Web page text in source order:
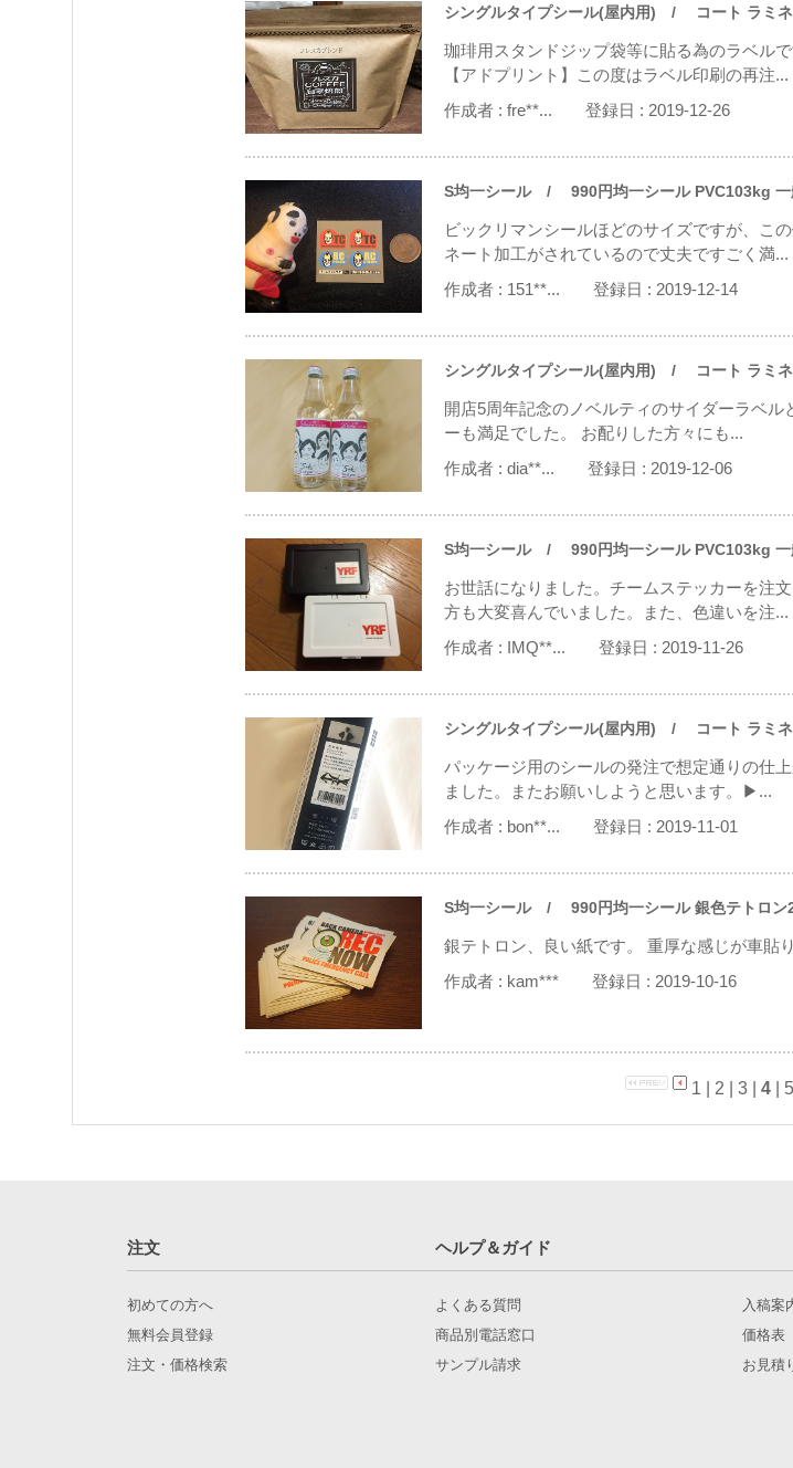
シングルタイプシール(屋内用) / コート ラミネ
珈琲用スタンドジップ袋等に貼る為のラベ
【アドプリント】この度はラベル印刷の再注...
作成者 : fre**... 登録日 : 2019-12-26
S均一シール/ 990円均一シール PVC103kg 一
ビックリマンシールほどのサイズですが、こ
ネート加工がされているので丈夫ですごく満...
作成者 : 151**... 登録日 : 2019-12-14
シングルタイプシール(屋内用) / コート ラミネ
開店5周年記念のノベルティのサイダーラベ
ーも満足でした。 お配りした方々にも...
作成者 : dia**... 登録日 : 2019-12-06
S均一シール/ 990円均一シール PVC103kg 一
お世話になりました。チームステッカーを注
方も大変喜んでいました。また、色違いを注...
作成者 : IMQ**... 登録日 : 2019-11-26
シングルタイプシール(屋内用) / コート ラミネ
パッケージ用のシールの発注で想定通りの仕
ました。またお願いしようと思います。▶...
作成者 : bon**... 登録日 : 2019-11-01
S均一シール/ 990円均一シール 銀色テトロン
銀テトロン、良い紙です。 重厚な感じが車貼
作成者 : kam*** 登録日 : 2019-10-16
1 2 3| 4| 5
注文 ヘルプ＆ガイド
初めての方へ
無料会員登録
注文・価格検索
よくある質問
商品別電話窓口
サンプル請求
入稿案
価格表
お見積